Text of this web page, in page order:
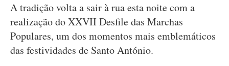
A tradição volta a sair à rua esta noite com a
realização do XXVII Desfile das Marchas
Populares, um dos momentos mais emblemáticos
das festividades de Santo António.